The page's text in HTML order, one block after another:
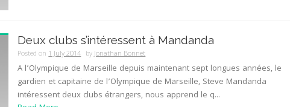
Deux clubs s’intéressent à Mandanda
Posted on1 July 2014 byJonathan Bonnet
A l’Olympique de Marseille depuis maintenant sept longues années, le
gardien et capitaine de l’Olympique de Marseille, Steve Mandanda
intéressent deux clubs étrangers, nous apprend le q...